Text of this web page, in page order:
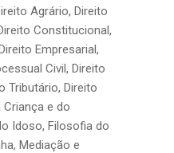
Agrário, Direito
Constitucional,
Empresarial,
Civil, Direito
Tributário, Direito
e do
Idoso, Filosofia do
Mediação e